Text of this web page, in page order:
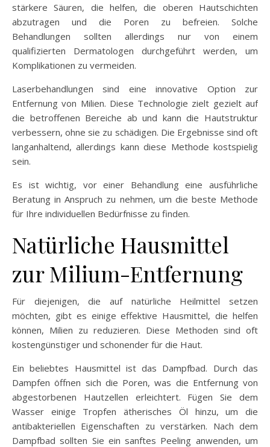
stärkere Säuren, die helfen, die oberen Hautschichten
abzutragen und die Poren zu befreien. Solche
Behandlungen sollten allerdings nur von einem
qualifizierten Dermatologen durchgeführt werden, um
Komplikationen zu vermeiden.
Laserbehandlungen sind eine innovative Option zur
Entfernung von Milien. Diese Technologie zielt gezielt auf
die betroffenen Bereiche ab und kann die Hautstruktur
verbessern, ohne sie zu schädigen. Die Ergebnisse sind oft
langanhaltend, allerdings kann diese Methode kostspielig
sein.
Es ist wichtig, vor einer Behandlung eine ausführliche
Beratung in Anspruch zu nehmen, um die beste Methode
für Ihre individuellen Bedürfnisse zu finden.
Natürliche Hausmittel
zur Milium-Entfernung
Für diejenigen, die auf natürliche Heilmittel setzen
möchten, gibt es einige effektive Hausmittel, die helfen
können, Milien zu reduzieren. Diese Methoden sind oft
kostengünstiger und schonender für die Haut.
Ein beliebtes Hausmittel ist das Dampfbad. Durch das
Dampfen öffnen sich die Poren, was die Entfernung von
abgestorbenen Hautzellen erleichtert. Fügen Sie dem
Wasser einige Tropfen ätherisches Öl hinzu, um die
antibakteriellen Eigenschaften zu verstärken. Nach dem
Dampfbad sollten Sie ein sanftes Peeling anwenden, um